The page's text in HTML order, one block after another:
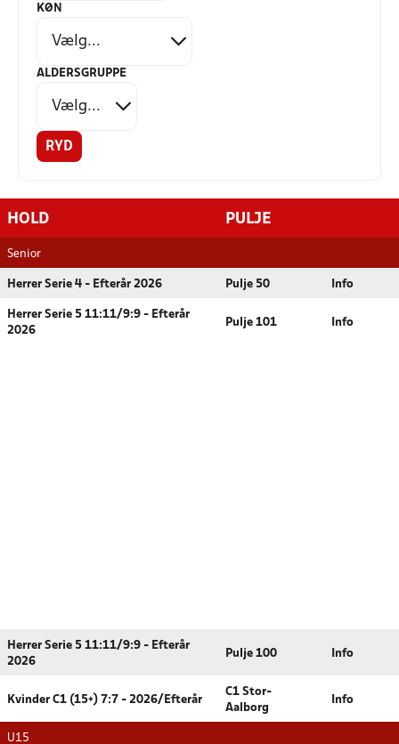
KØN
ALDERSGRUPPE
RYD
HOLD PULJE
Senior
Herrer Serie 4 - Efterår 2026 Pulje 50 Info
Herrer Serie 5 11:11/9:9 - Efterår
2026
Pulje 101 Info
Herrer Serie 5 11:11/9:9 - Efterår
2026
Pulje 100 Info
Kvinder C1 (15+) 7:7 - 2026/Efterår
C1 Stor-
Aalborg
Info
U15